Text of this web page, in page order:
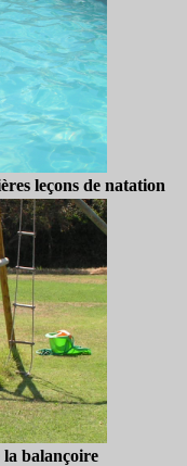
leçons de natation
balançoire